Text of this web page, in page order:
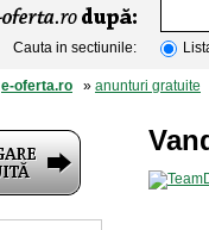
Cauta in sectiunile:
e-oferta.ro » anunturi gratuite